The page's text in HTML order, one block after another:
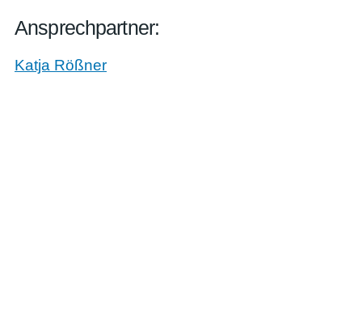
Ansprechpartner:
Katja Rößner